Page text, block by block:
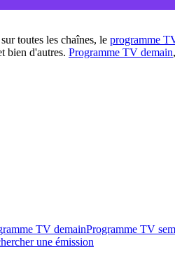
sur toutes les chaînes, le programme
bien d'autres. Programme TV demain,
TV demainProgramme TV
une émission